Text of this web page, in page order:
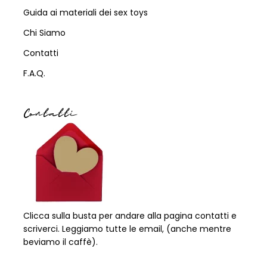
Guida ai materiali dei sex toys
Chi Siamo
Contatti
F.A.Q.
Contatti
Clicca sulla busta per andare alla pagina contatti e
scriverci. Leggiamo tutte le email, (anche mentre
beviamo il caffè).